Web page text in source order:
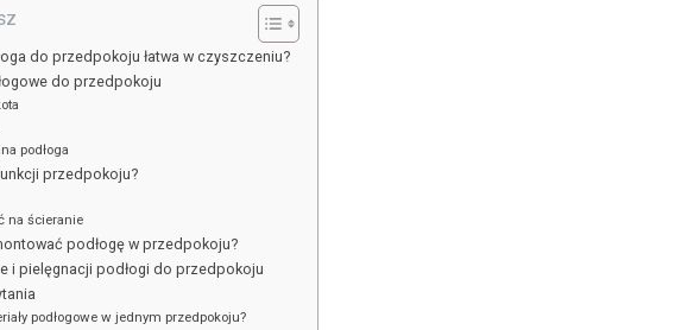
do przedpokoju łatwa w czyszczeniu?
do przedpokoju
podłoga
przedpokoju?
na ścieranie
podłogę w przedpokoju?
i pielęgnacji podłogi do przedpokoju
podłogowe w jednym przedpokoju?